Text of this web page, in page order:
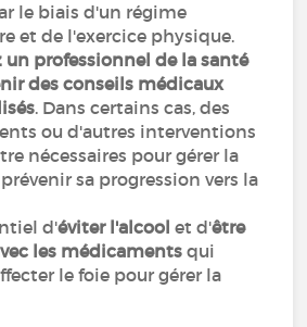
le biais d'un régime
et de l'exercice physique.
un professionnel de la santé
des conseils médicaux
. Dans certains cas, des
ou d'autres interventions
nécessaires pour gérer la
sa progression vers la
d'éviter l'alcool et d'être
les médicaments qui
le foie pour gérer la